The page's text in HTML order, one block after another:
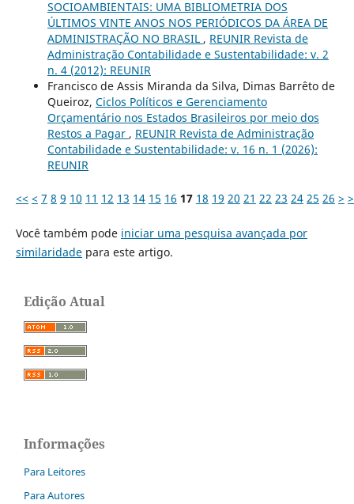
SOCIOAMBIENTAIS: UMA BIBLIOMETRIA DOS
ÚLTIMOS VINTE ANOS NOS PERIÓDICOS DA ÁREA DE
ADMINISTRAÇÃO NO BRASIL , REUNIR Revista de
Administração Contabilidade e Sustentabilidade: v. 2
n. 4 (2012): REUNIR
Francisco de Assis Miranda da Silva, Dimas Barrêto de
Queiroz, Ciclos Políticos e Gerenciamento
Orçamentário nos Estados Brasileiros por meio dos
Restos a Pagar , REUNIR Revista de Administração
Contabilidade e Sustentabilidade: v. 16 n. 1 (2026):
REUNIR
<< < 7 8 9 10 11 12 13 14 15 16 17 18 19 20 21 22 23 24 25 26 >
Você também pode iniciar uma pesquisa avançada por
similaridadepara este artigo.
Edição Atual
Informações
Para Leitores
Para Autores